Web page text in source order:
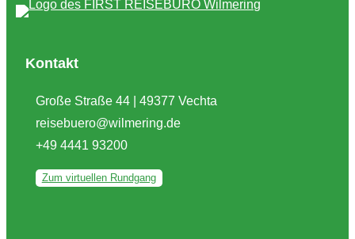
Kontakt
Große Straße 44 | 49377 Vechta
reisebuero@wilmering.de
+49 4441 93200
Zum virtuellen Rundgang